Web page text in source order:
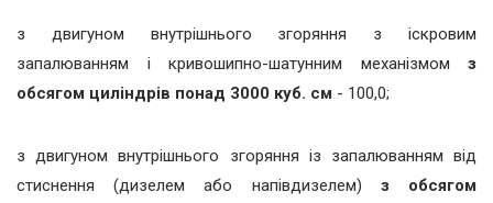
з двигуном внутрішнього згоряння з іскровим
запалюванням і кривошипно-шатунним механізмом з
обсягом циліндрів понад 3000 куб. см - 100,0;
з двигуном внутрішнього згоряння із запалюванням від
стиснення (дизелем або напівдизелем) з обсягом